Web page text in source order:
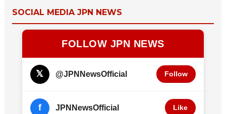
SOCIAL MEDIA JPN NEWS
FOLLOW JPN NEWS
𝕏 @JPNNewsOfficial Follow
f JPNNewsOfficial Like